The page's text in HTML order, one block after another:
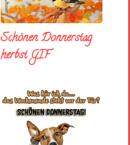
Schönen Donnerstag
herbst GIF